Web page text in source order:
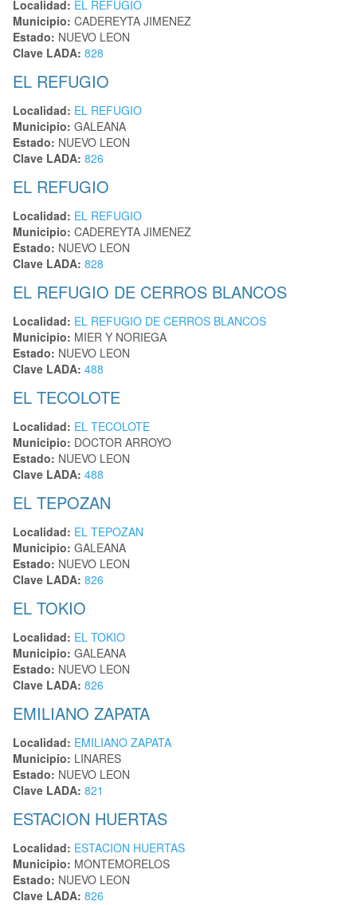
Localidad: EL REFUGIO
Municipio: CADEREYTA JIMENEZ
Estado: NUEVO LEON
Clave LADA: 828
EL REFUGIO
Localidad: EL REFUGIO
Municipio: GALEANA
Estado: NUEVO LEON
Clave LADA: 826
EL REFUGIO
Localidad: EL REFUGIO
Municipio: CADEREYTA JIMENEZ
Estado: NUEVO LEON
Clave LADA: 828
EL REFUGIO DE CERROS BLANCOS
Localidad: EL REFUGIO DE CERROS BLANCOS
Municipio: MIER Y NORIEGA
Estado: NUEVO LEON
Clave LADA: 488
EL TECOLOTE
Localidad: EL TECOLOTE
Municipio: DOCTOR ARROYO
Estado: NUEVO LEON
Clave LADA: 488
EL TEPOZAN
Localidad: EL TEPOZAN
Municipio: GALEANA
Estado: NUEVO LEON
Clave LADA: 826
EL TOKIO
Localidad: EL TOKIO
Municipio: GALEANA
Estado: NUEVO LEON
Clave LADA: 826
EMILIANO ZAPATA
Localidad: EMILIANO ZAPATA
Municipio: LINARES
Estado: NUEVO LEON
Clave LADA: 821
ESTACION HUERTAS
Localidad: ESTACION HUERTAS
Municipio: MONTEMORELOS
Estado: NUEVO LEON
Clave LADA: 826